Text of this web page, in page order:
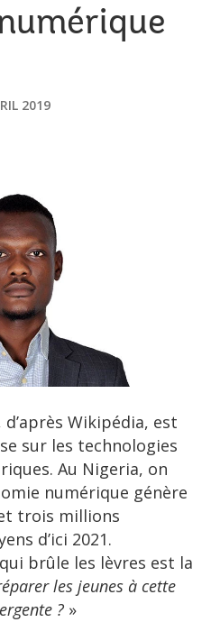
2019
Wikipédia, est
sur les technologies
Au Nigeria, on
numérique génère
trois millions
d’ici 2021.
brûle les lèvres est la
les jeunes à cette
? »